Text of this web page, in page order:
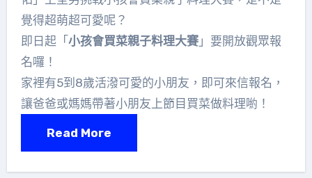
覺得超萌超可愛呢？
即日起「 小孩會買菜親子料理大賽」要開放觀眾報
名囉！
家裡有5到8歲活潑可愛的小朋友，即可來信報名，
讓爸爸或媽媽帶著小朋友上節目買菜做料理喲！
Read More